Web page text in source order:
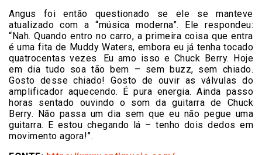
Angus foi então questionado se ele se manteve
atualizado com a “música moderna”. Ele respondeu:
“Nah. Quando entro no carro, a primeira coisa que entra
é uma fita de Muddy Waters, embora eu já tenha tocado
quatrocentas vezes. Eu amo isso e Chuck Berry. Hoje
em dia tudo soa tão bem – sem buzz, sem chiado.
Gosto desse chiado! Gosto de ouvir as válvulas do
amplificador aquecendo. É pura energia. Ainda passo
horas sentado ouvindo o som da guitarra de Chuck
Berry. Não passa um dia sem que eu não pegue uma
guitarra. E estou chegando lá – tenho dois dedos em
movimento agora!”.